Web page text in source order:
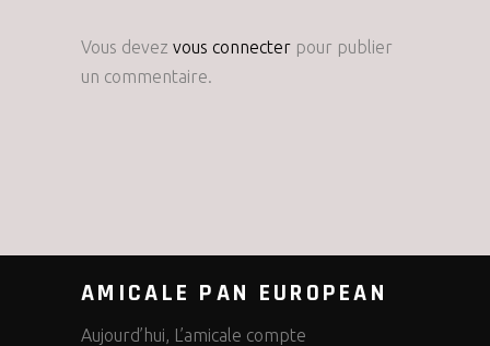
Vous devez vous connecter pour publier
un commentaire.
AMICALE PAN EUROPEAN
Aujourd’hui, L’amicale compte